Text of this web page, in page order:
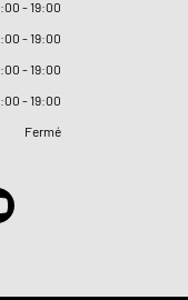
:00 - 19:00
:00 - 19:00
:00 - 19:00
:00 - 19:00
Fermé